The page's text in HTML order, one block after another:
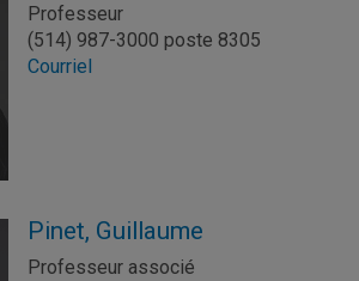
Professeur
(514) 987-3000 poste 8305
Courriel
Pinet, Guillaume
Professeur associé